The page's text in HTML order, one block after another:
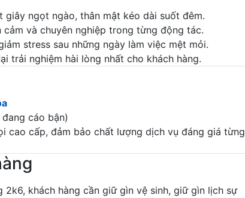
giây ngọt ngào, thân mật kéo dài suốt đêm.
cảm và chuyên nghiệp trong từng động tác.
stress sau những ngày làm việc mệt mỏi.
trải nghiệm hài lòng nhất cho khách hàng.
cáo bận)
cao cấp, đảm bảo chất lượng dịch vụ đáng giá từng
khách hàng cần giữ gìn vệ sinh, giữ gìn lịch sự